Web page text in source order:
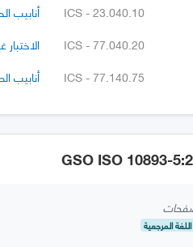
ICS - 23.040.10
أنابيب
ICS - 77.040.20
ICS - 77.140.75
أنابيب
اللغة المرجعية